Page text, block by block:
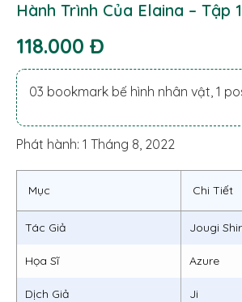
Hành Trình Của Elaina – Tập
118.000 Đ
03 bookmark bế hình nhân vật, 1
Phát hành: 1 Tháng 8, 2022
Mục Chi Tiết
Tác Giả Jougi
Họa Sĩ Azure
Dịch Giả Ji